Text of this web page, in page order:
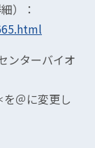
）：
ンターバイオ
＠に変更し